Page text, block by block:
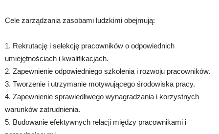
Cele zarządzania zasobami ludzkimi obejmują:
1. Rekrutację i selekcję pracowników o odpowiednich
umiejętnościach i kwalifikacjach.
2. Zapewnienie odpowiedniego szkolenia i rozwoju pracowników.
3. Tworzenie i utrzymanie motywującego środowiska pracy.
4. Zapewnienie sprawiedliwego wynagradzania i korzystnych
warunków zatrudnienia.
5. Budowanie efektywnych relacji między pracownikami i